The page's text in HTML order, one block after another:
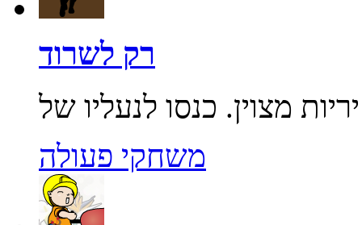
רק לשרוד
משחקי פעולה